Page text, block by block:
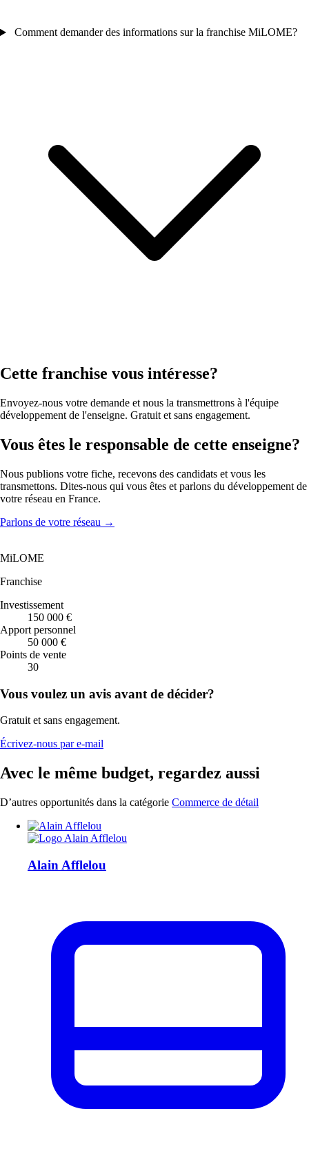
Comment demander des informations sur la franchise MiLOME?
Cette franchise vous intéresse?
Envoyez-nous votre demande et nous la transmettrons à l'équipe
développement de l'enseigne. Gratuit et sans engagement.
Vous êtes le responsable de cette enseigne?
Nous publions votre fiche, recevons des candidats et vous les
transmettons. Dites-nous qui vous êtes et parlons du développement de
votre réseau en France.
Parlons de votre réseau →
MiLOME
Franchise
Investissement
150 000 €
Apport personnel
50 000 €
Points de vente
30
Vous voulez un avis avant de décider?
Gratuit et sans engagement.
Écrivez-nous par e-mail
Avec le même budget, regardez aussi
D’autres opportunités dans la catégorie Commerce de détail
Alain Afflelou